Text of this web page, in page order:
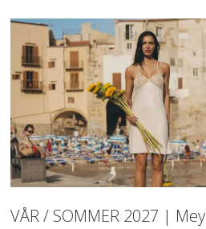
VÅR / SOMMER 2027 | Mey